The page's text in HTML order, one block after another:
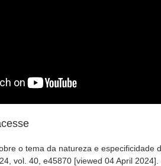
o tema da natureza e especificidade
vol. 40, e45870 [viewed 04 April 2024].